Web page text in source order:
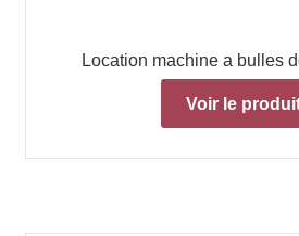
Location machine a bulles
Voir le